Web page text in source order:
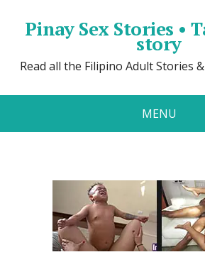
Pinay Sex Stories •
story
Read all the Filipino Adult Stories
MENU